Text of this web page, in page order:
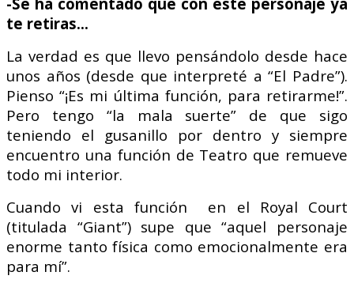
te retiras…
La verdad es que llevo pensándolo desde hace
unos años (desde que interpreté a “El Padre”).
Pienso “¡Es mi última función, para retirarme!”.
Pero tengo “la mala suerte” de que sigo
teniendo el gusanillo por dentro y siempre
encuentro una función de Teatro que remueve
todo mi interior.
Cuando vi esta función en el Royal Court
(titulada “Giant”) supe que “aquel personaje
enorme tanto física como emocionalmente era
para mí”.